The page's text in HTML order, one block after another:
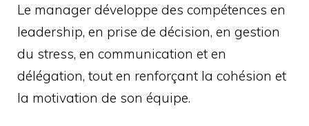
Le manager développe des compétences en
leadership, en prise de décision, en gestion
du stress, en communication et en
délégation, tout en renforçant la cohésion et
la motivation de son équipe.